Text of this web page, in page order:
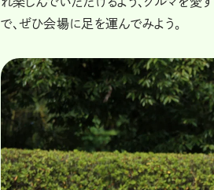
で、ぜひ会場に足を運んでみよう。